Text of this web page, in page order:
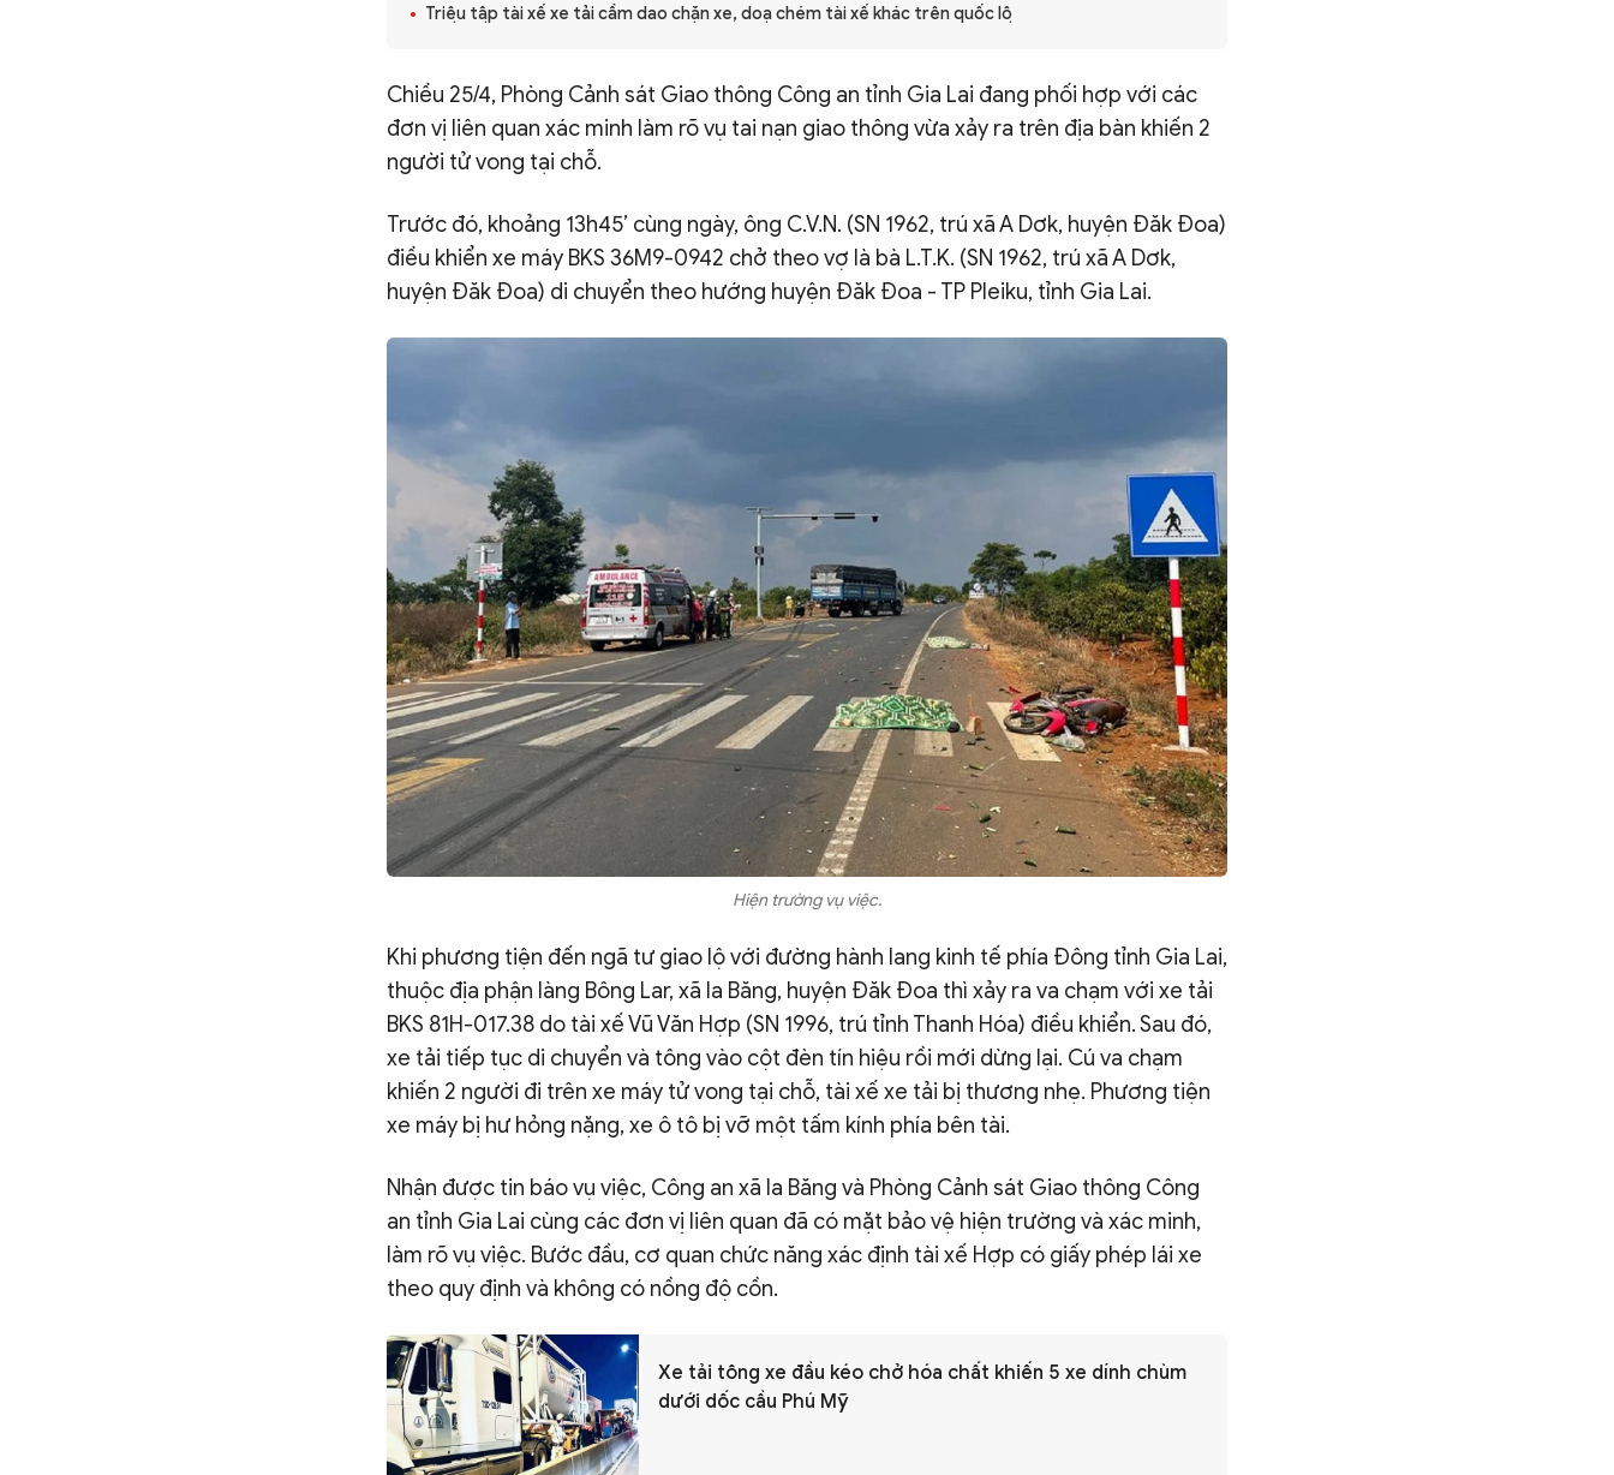
Triệu tập tài xế xe tải cầm dao chặn xe, doạ chém tài xế khác trên quốc lộ
Chiều 25/4, Phòng Cảnh sát Giao thông Công an tỉnh Gia Lai đang phối hợp với các
đơn vị liên quan xác minh làm rõ vụ tai nạn giao thông vừa xảy ra trên địa bàn khiến 2
người tử vong tại chỗ.
Trước đó, khoảng 13h45’ cùng ngày, ông C.V.N. (SN 1962, trú xã A Dơk, huyện Đăk Đoa)
điều khiển xe máy BKS 36M9-0942 chở theo vợ là bà L.T.K. (SN 1962, trú xã A Dơk,
huyện Đăk Đoa) di chuyển theo hướng huyện Đăk Đoa - TP Pleiku, tỉnh Gia Lai.
Hiện trường vụ việc.
Khi phương tiện đến ngã tư giao lộ với đường hành lang kinh tế phía Đông tỉnh Gia Lai,
thuộc địa phận làng Bông Lar, xã Ia Băng, huyện Đăk Đoa thì xảy ra va chạm với xe tải
BKS 81H-017.38 do tài xế Vũ Văn Hợp (SN 1996, trú tỉnh Thanh Hóa) điều khiển. Sau đó,
xe tải tiếp tục di chuyển và tông vào cột đèn tín hiệu rồi mới dừng lại. Cú va chạm
khiến 2 người đi trên xe máy tử vong tại chỗ, tài xế xe tải bị thương nhẹ. Phương tiện
xe máy bị hư hỏng nặng, xe ô tô bị vỡ một tấm kính phía bên tài.
Nhận được tin báo vụ việc, Công an xã Ia Băng và Phòng Cảnh sát Giao thông Công
an tỉnh Gia Lai cùng các đơn vị liên quan đã có mặt bảo vệ hiện trường và xác minh,
làm rõ vụ việc. Bước đầu, cơ quan chức năng xác định tài xế Hợp có giấy phép lái xe
theo quy định và không có nồng độ cồn.
Xe tải tông xe đầu kéo chở hóa chất khiến 5 xe dính chùm
dưới dốc cầu Phú Mỹ